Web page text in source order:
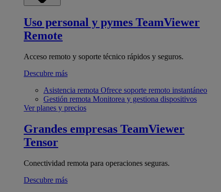
Uso personal y pymes TeamViewer
Remote
Acceso remoto y soporte técnico rápidos y seguros.
Descubre más
Asistencia remota Ofrece soporte remoto instantáneo
Gestión remota Monitorea y gestiona dispositivos
Ver planes y precios
Grandes empresas TeamViewer
Tensor
Conectividad remota para operaciones seguras.
Descubre más